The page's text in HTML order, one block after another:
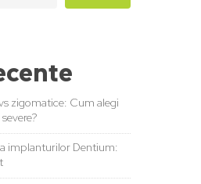
zigomatice: Cum alegi
implanturilor Dentium: